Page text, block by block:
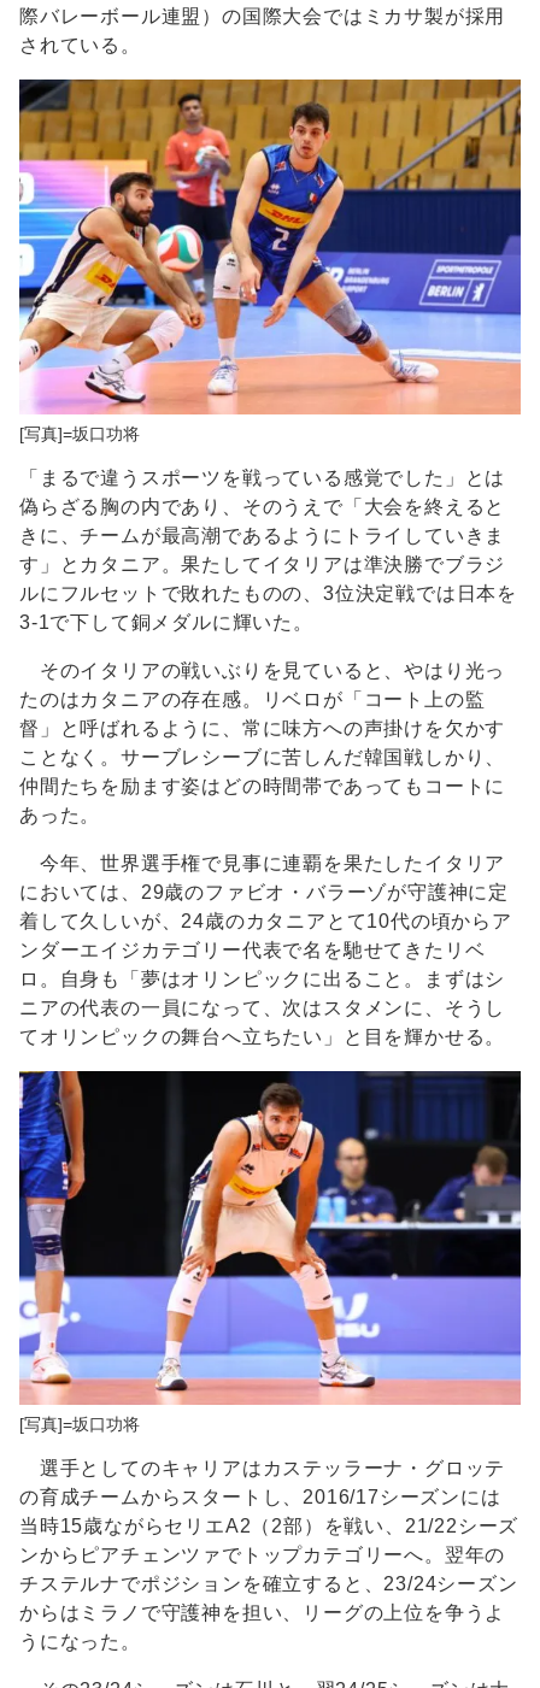
際バレーボール連盟）の国際大会ではミカサ製が採用
されている。
[写真]=坂口功将
「まるで違うスポーツを戦っている感覚でした」とは
偽らざる胸の内であり、そのうえで「大会を終えると
きに、チームが最高潮であるようにトライしていきま
す」とカタニア。果たしてイタリアは準決勝でブラジ
ルにフルセットで敗れたものの、3位決定戦では日本を
3-1で下して銅メダルに輝いた。
そのイタリアの戦いぶりを見ていると、やはり光っ
たのはカタニアの存在感。リベロが「コート上の監
督」と呼ばれるように、常に味方への声掛けを欠かす
ことなく。サーブレシーブに苦しんだ韓国戦しかり、
仲間たちを励ます姿はどの時間帯であってもコートに
あった。
今年、世界選手権で見事に連覇を果たしたイタリア
においては、29歳のファビオ・バラーゾが守護神に定
着して久しいが、24歳のカタニアとて10代の頃からア
ンダーエイジカテゴリー代表で名を馳せてきたリベ
ロ。自身も「夢はオリンピックに出ること。まずはシ
ニアの代表の一員になって、次はスタメンに、そうし
てオリンピックの舞台へ立ちたい」と目を輝かせる。
[写真]=坂口功将
選手としてのキャリアはカステッラーナ・グロッテ
の育成チームからスタートし、2016/17シーズンには
当時15歳ながらセリエA2（2部）を戦い、21/22シーズ
ンからピアチェンツァでトップカテゴリーへ。翌年の
チステルナでポジションを確立すると、23/24シーズン
からはミラノで守護神を担い、リーグの上位を争うよ
うになった。